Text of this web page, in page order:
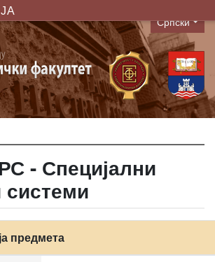
Language
Српски
- Специјални
системи
предмета